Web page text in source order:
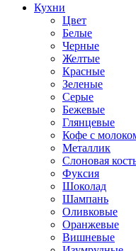
Кухни
Цвет
Белые
Черные
Желтые
Красные
Зеленые
Серые
Бежевые
Глянцевые
Кофе с
Металлик
Слоновая
Фуксия
Шоколад
Шампань
Оливковые
Оранжевые
Вишневые